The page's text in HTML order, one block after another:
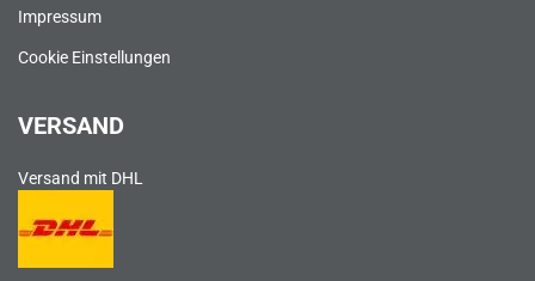
Impressum
Cookie Einstellungen
VERSAND
Versand mit DHL